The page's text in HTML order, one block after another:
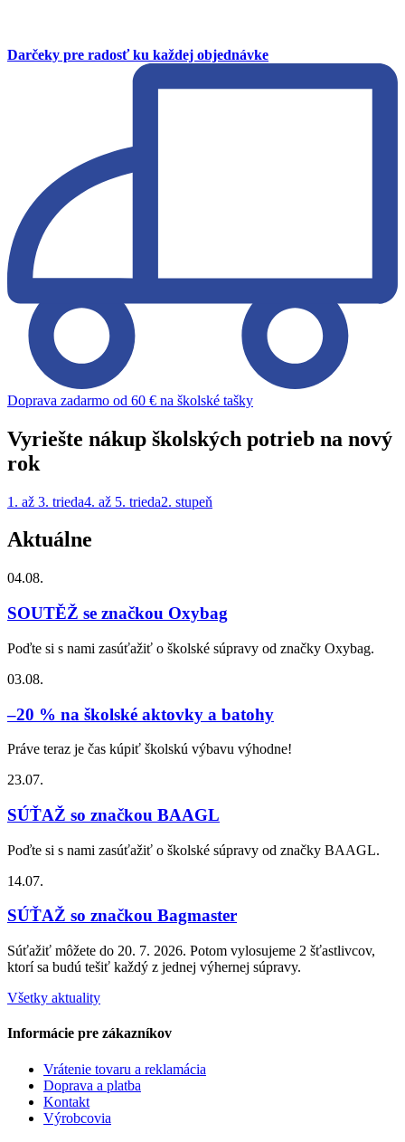
Darčeky pre radosť ku každej objednávke
Doprava zadarmo od 60 € na školské tašky
Vyriešte nákup školských potrieb na nový
rok
1. až 3. trieda4. až 5. trieda2. stupeň
Aktuálne
04.08.
SOUTĚŽ se značkou Oxybag
Poďte si s nami zasúťažiť o školské súpravy od značky Oxybag.
03.08.
–20 % na školské aktovky a batohy
Práve teraz je čas kúpiť školskú výbavu výhodne!
23.07.
SÚŤAŽ so značkou BAAGL
Poďte si s nami zasúťažiť o školské súpravy od značky BAAGL.
14.07.
SÚŤAŽ so značkou Bagmaster
Súťažiť môžete do 20. 7. 2026. Potom vylosujeme 2 šťastlivcov,
ktorí sa budú tešiť každý z jednej výhernej súpravy.
Všetky aktuality
Informácie pre zákazníkov
Vrátenie tovaru a reklamácia
Doprava a platba
Kontakt
Výrobcovia